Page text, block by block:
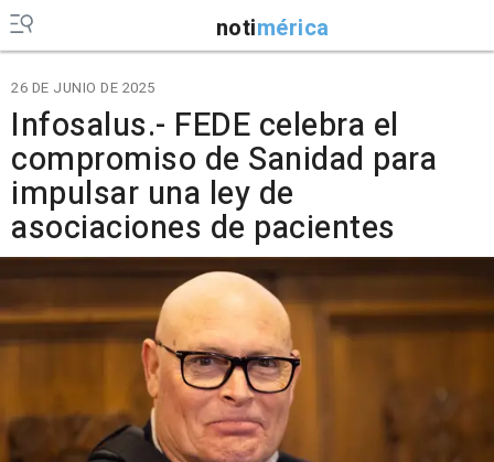
notimérica
26 DE JUNIO DE 2025
Infosalus.- FEDE celebra el
compromiso de Sanidad para
impulsar una ley de
asociaciones de pacientes